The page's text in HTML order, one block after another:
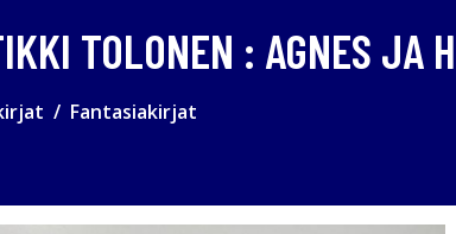
TOLONEN : AGNES JA
Fantasiakirjat